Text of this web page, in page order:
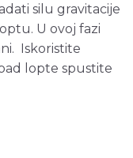
silu gravitacije
U ovoj fazi
Iskoristite
lopte spustite